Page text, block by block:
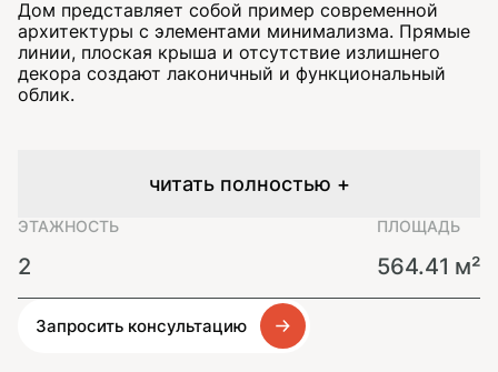
Дом представляет собой пример современной
архитектуры с элементами минимализма. Прямые
линии, плоская крыша и отсутствие излишнего
декора создают лаконичный и функциональный
облик.
читать полностью +
ЭТАЖНОСТЬ
2
ПЛОЩАДЬ
564.41 м²
Запросить консультацию